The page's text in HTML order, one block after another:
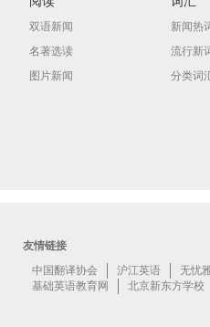
双语新闻
名著选读
图片新闻
新闻热
流行新
分类词